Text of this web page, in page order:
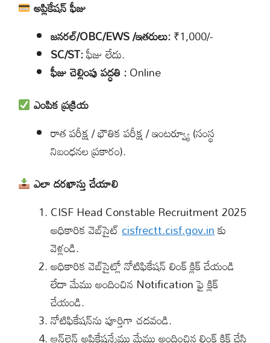
అప్లికేషన్ ఫీజు
జనరల్/OBC/EWS /ఇతరులు:₹1,000/-
SC/ST:ఫీజు లేదు.
ఫీజుచెల్లింపు పద్ధతి:Online
ఎంపిక ప్రక్రియ
రాత పరీక్ష / భౌతిక పరీక్ష / ఇంటర్వ్యూ (సంస్థ
నిబంధనల ప్రకారం).
ఎలా దరఖాస్తు చేయాలి
CISF Head Constable Recruitment 2025
అధికారిక వెబ్‌సైట్cisfrectt.cisf.gov.inకు
వెళ్లండి.
అధికారిక వెబ్‌సైట్లో నోటిఫికేషన్ లింక్ క్లిక్ చేయండి
లేదా మేము అందించిన Notification ఫై క్లిక్
చేయండి.
నోటిఫికేషన్‌ను పూర్తిగా చదవండి.
ఆన్‌లైన్ అప్లికేషన్మేము మేము అందించిన లింక్ క్లిక్ చేసి